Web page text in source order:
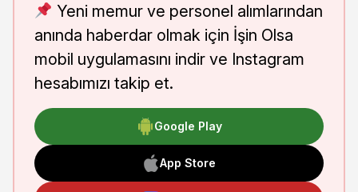
Yeni memur ve personel alımlarından
anında haberdar olmak için İşin Olsa
mobil uygulamasını indir ve Instagram
hesabımızı takip et.
Google Play
App Store